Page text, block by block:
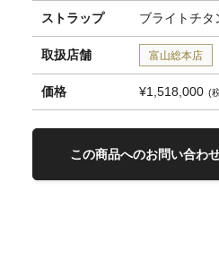
ストラップ ブライトチタ
取扱店舗 富山総本店
価格 ¥1,518,000
この商品へのお問い合わ